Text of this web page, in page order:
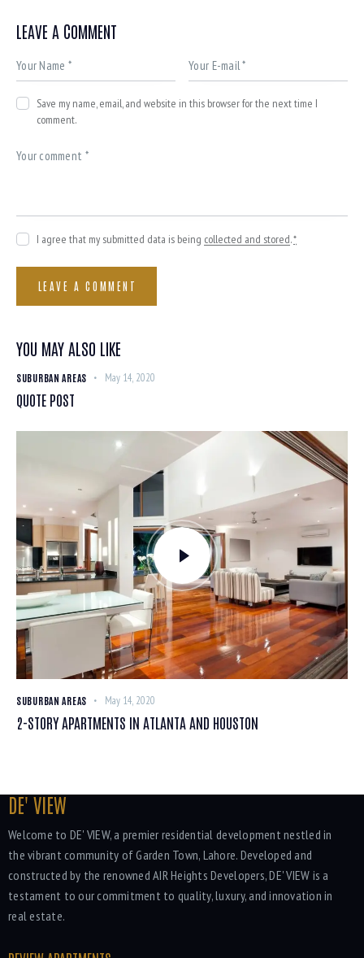
LEAVE A COMMENT
Save my name, email, and website in this browser for the next time I
comment.
I agree that my submitted data is being collected and stored.*
YOU MAY ALSO LIKE
SUBURBAN AREAS May 14, 2020
QUOTE POST
SUBURBAN AREAS May 14, 2020
2-STORY APARTMENTS IN ATLANTA AND HOUSTON
DE' VIEW
Welcome to DE' VIEW, a premier residential development nestled in
the vibrant community of Garden Town, Lahore. Developed and
constructed by the renowned AIR Heights Developers, DE' VIEW is a
testament to our commitment to quality, luxury, and innovation in
real estate.